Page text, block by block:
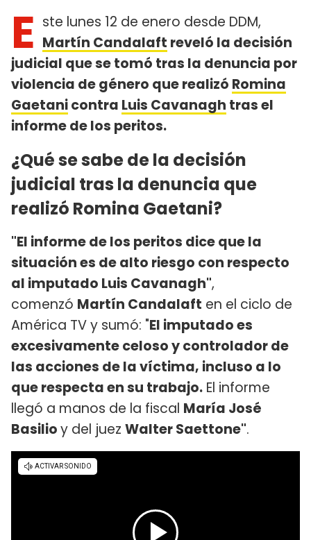
E ste lunes 12 de enero desde DDM,
Martín Candalaft reveló la decisión
judicial que se tomó tras la denuncia por
violencia de género que realizó Romina
Gaetanicontra Luis Cavanagh tras el
informe de los peritos.
¿Qué se sabe de la decisión
judicial tras la denuncia que
realizó Romina Gaetani?
"El informe de los peritos dice que la
situación es de alto riesgo con respecto
al imputado Luis Cavanagh",
comenzó Martín Candalaft en el ciclo de
América TV y sumó: "El imputado es
excesivamente celoso y controlador de
las acciones de la víctima, incluso a lo
que respecta en su trabajo. El informe
llegó a manos de la fiscal María José
Basilioy del juez Walter Saettone".